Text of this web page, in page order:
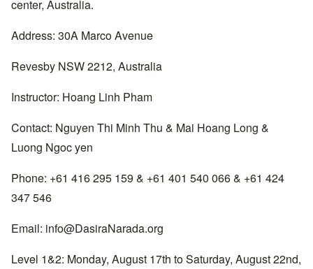
center, Australia.
Address: 30A Marco Avenue
Revesby NSW 2212, Australia
Instructor: Hoang Linh Pham
Contact: Nguyen Thi Minh Thu & Mai Hoang Long &
Luong Ngoc yen
Phone: +61 416 295 159 & +61 401 540 066 & +61 424
347 546
Email: info@DasiraNarada.org
Level 1&2: Monday, August 17th to Saturday, August 22nd,